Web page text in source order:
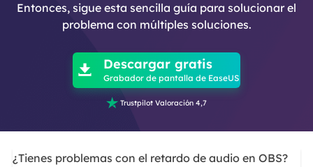
Entonces, sigue esta sencilla guía para solucionar el
problema con múltiples soluciones.

 Descargar gratis
Grabador de pantalla de EaseUS
 Trustpilot Valoración 4,7
¿Tienes problemas con el retardo de audio en OBS?